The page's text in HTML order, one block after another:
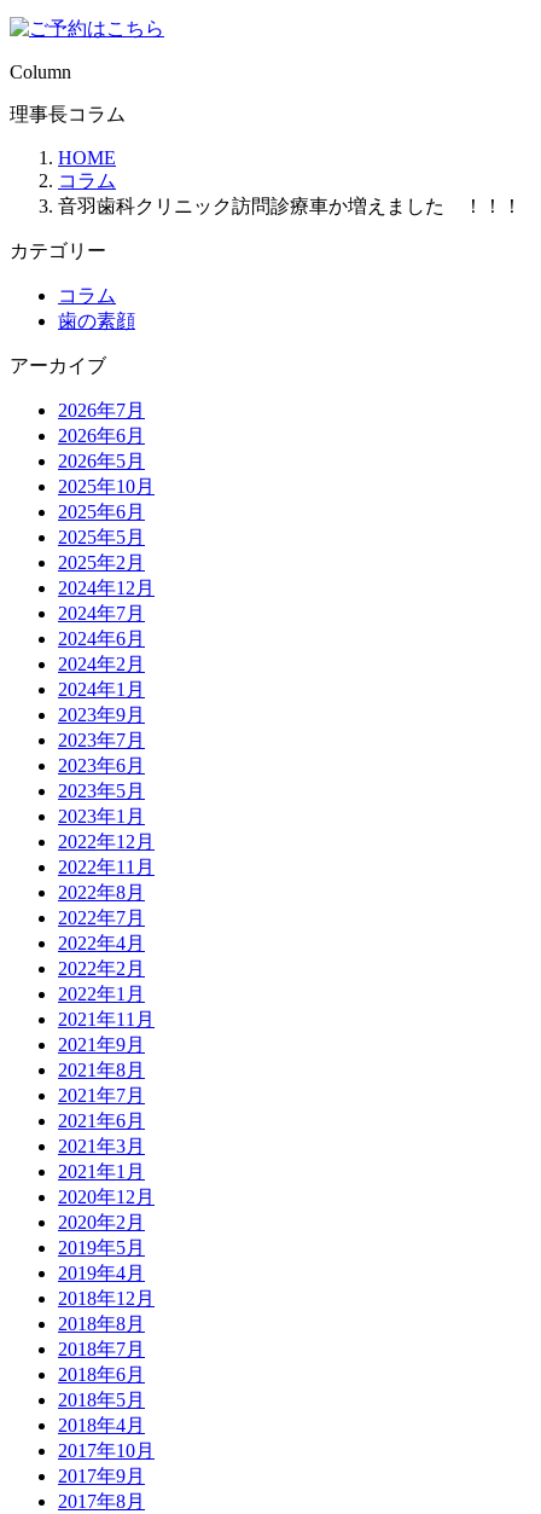
Column
理事長コラム
HOME
コラム
音羽歯科クリニック訪問診療車か増えました ！！！
カテゴリー
コラム
歯の素顔
アーカイブ
2026年7月
2026年6月
2026年5月
2025年10月
2025年6月
2025年5月
2025年2月
2024年12月
2024年7月
2024年6月
2024年2月
2024年1月
2023年9月
2023年7月
2023年6月
2023年5月
2023年1月
2022年12月
2022年11月
2022年8月
2022年7月
2022年4月
2022年2月
2022年1月
2021年11月
2021年9月
2021年8月
2021年7月
2021年6月
2021年3月
2021年1月
2020年12月
2020年2月
2019年5月
2019年4月
2018年12月
2018年8月
2018年7月
2018年6月
2018年5月
2018年4月
2017年10月
2017年9月
2017年8月